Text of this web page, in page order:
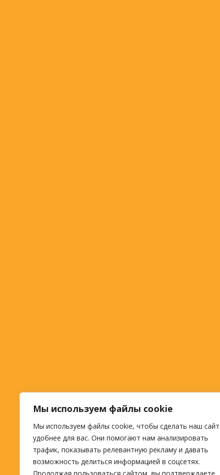
Мы используем файлы cookie
Мы используем файлы cookie, чтобы сделать наш сайт
удобнее для вас. Они помогают нам анализировать
трафик, показывать релевантную рекламу и давать
возможность делиться информацией в соцсетях.